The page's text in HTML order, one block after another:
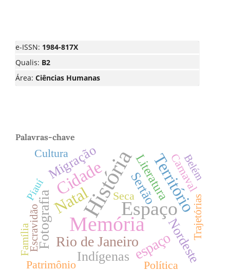
e-ISSN: 1984-817X
Qualis: B2
Área: Ciências Humanas
Palavras-chave
História
Memória
Espaço
Cidade Território
Natal
Fotografia Rio de Janeiroespaço
Migração
Sertão
Indígenas Nordeste
Literatura
Seca
Política
Carnaval
Patrimônio
Cultura
Trajetórias
Piauí
Escravidão
Família
Belém